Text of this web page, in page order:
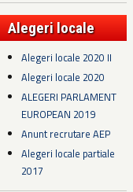
Alegeri locale
Alegeri locale 2020 II
Alegeri locale 2020
ALEGERI PARLAMENT
EUROPEAN 2019
Anunt recrutare AEP
Alegeri locale partiale
2017